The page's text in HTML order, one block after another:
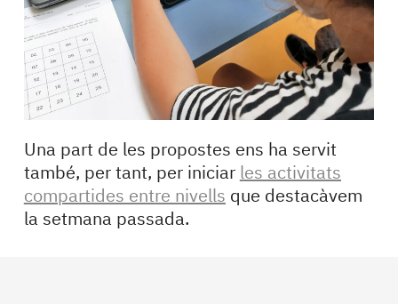
Una part de les propostes ens ha servit
també, per tant, per iniciar les activitats
compartides entre nivells que destacàvem
la setmana passada.